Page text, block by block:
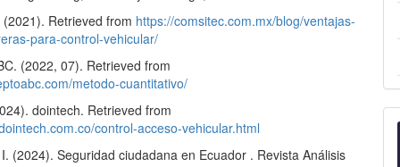
(2021). Retrieved from https://comsitec.com.mx/blog/ventajas-
para-control-vehicular/
(2022, 07). Retrieved from
metodo-cuantitativo/
dointech. Retrieved from
control-acceso-vehicular.html
(2024). Seguridad ciudadana en Ecuador . Revista Análisis